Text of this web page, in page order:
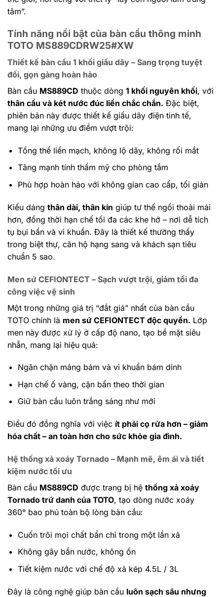
tâm”.
Tính năng nổi bật của bàn cầu thông minh
TOTO MS889CDRW25#XW
Thiết kế bàn cầu 1 khối giấu dây – Sang trọng tuyệt
đối, gọn gàng hoàn hảo
Bàn cầu MS889CD thuộc dòng 1 khối nguyên khối, với
thân cầu và két nước đúc liền chắc chắn. Đặc biệt,
phiên bản này được thiết kế giấu dây điện tinh tế,
mang lại những ưu điểm vượt trội:
Tổng thể liền mạch, không lộ dây, không rối mắt
Tăng mạnh tính thẩm mỹ cho phòng tắm
Phù hợp hoàn hảo với không gian cao cấp, tối giản
Kiểu dáng thân dài, thân kín giúp tư thế ngồi thoải mái
hơn, đồng thời hạn chế tối đa các khe hở – nơi dễ tích
tụ bụi bẩn và vi khuẩn. Đây là thiết kế thường thấy
trong biệt thự, căn hộ hạng sang và khách sạn tiêu
chuẩn 5 sao.
Men sứ CEFIONTECT – Sạch vượt trội, giảm tối đa
công việc vệ sinh
Một trong những giá trị “đắt giá” nhất của bàn cầu
TOTO chính là men sứ CEFIONTECT độc quyền. Lớp
men này được xử lý ở cấp độ nano, tạo bề mặt siêu
nhẵn, mang lại hiệu quả:
Ngăn chặn mảng bám và vi khuẩn bám dính
Hạn chế ố vàng, cặn bẩn theo thời gian
Giữ bàn cầu luôn trắng sáng như mới
Điều đó đồng nghĩa với việc ít phải cọ rửa hơn – giảm
hóa chất – an toàn hơn cho sức khỏe gia đình.
Hệ thống xả xoáy Tornado – Mạnh mẽ, êm ái và tiết
kiệm nước tối ưu
Bàn cầu MS889CD được trang bị hệ thống xả xoáy
Tornado trứ danh của TOTO, tạo dòng nước xoáy
360° bao phủ toàn bộ lòng bàn cầu:
Cuốn trôi mọi chất bẩn chỉ trong một lần xả
Không gây bắn nước, không ồn
Tiết kiệm nước với chế độ xả kép 4.5L / 3L
Đây là công nghệ giúp bàn cầu luôn sạch sâu nhưng